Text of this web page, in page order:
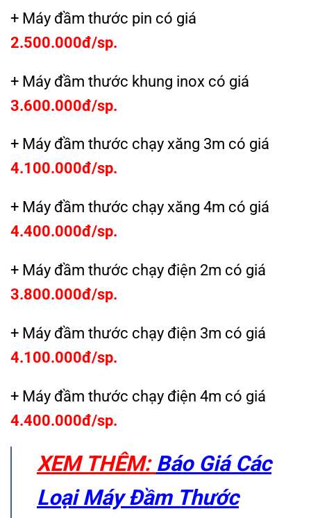
+ Máy đầm thước pin có giá
2.500.000đ/sp.
+ Máy đầm thước khung inox có giá
3.600.000đ/sp.
+ Máy đầm thước chạy xăng 3m có giá
4.100.000đ/sp.
+ Máy đầm thước chạy xăng 4m có giá
4.400.000đ/sp.
+ Máy đầm thước chạy điện 2m có giá
3.800.000đ/sp.
+ Máy đầm thước chạy điện 3m có giá
4.100.000đ/sp.
+ Máy đầm thước chạy điện 4m có giá
4.400.000đ/sp.
XEM THÊM: Báo Giá Các
Loại Máy Đầm Thước